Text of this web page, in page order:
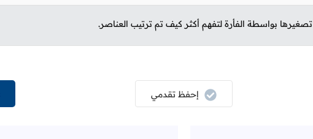
بواسطة الفأرة لتفهم أكثر كيف تم ترتيب العناصر.
إحفظ تقدمي